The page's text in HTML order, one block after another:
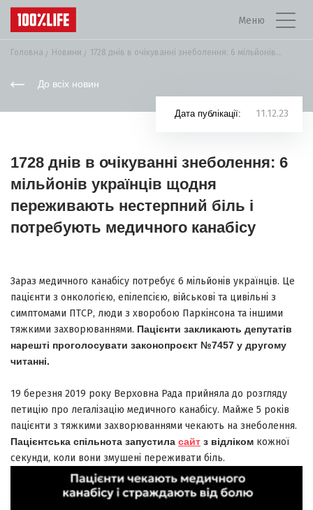
Меню
Головна Новини 1728 днів в очікуванні знеболення: 6 мільйонів...
До всіх новин
Дата публікації: 11.12.23
1728 днів в очікуванні знеболення: 6
мільйонів українців щодня
переживають нестерпний біль і
потребують медичного канабісу
Зараз медичного канабісу потребує 6 мільйонів українців. Це
пацієнти з онкологією, епілепсією, військові та цивільні з
симптомами ПТСР, люди з хворобою Паркінсона та іншими
тяжкими захворюваннями. Пацієнти закликають депутатів
нарешті проголосувати законопроєкт №7457 у другому
читанні.
19 березня 2019 року Верховна Рада прийняла до розгляду
петицію про легалізацію медичного канабісу. Майже 5 років
пацієнти з тяжкими захворюваннями чекають на знеболення.
Пацієнтська спільнота запустила сайт з відліком кожної
секунди, коли вони змушені переживати біль.